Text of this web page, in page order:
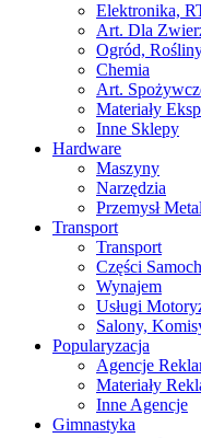
Elektronika,
Art. Dla
Ogród,
Chemia
Art.
Materiały
Inne Sklepy
Hardware
Maszyny
Narzędzia
Przemysł
Transport
Transport
Części
Wynajem
Usługi
Salony,
Popularyzacja
Agencje
Materiały
Inne Agencje
Gimnastyka